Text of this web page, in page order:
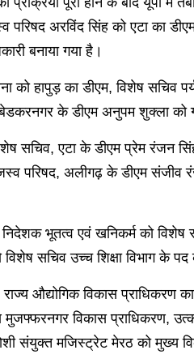
अरविंद सिंह को एटा का
बनाया गया है।
को हापुड़ का डीएम, विशेष सचिव
के डीएम अनुपम शुक्ला को
सचिव, एटा के डीएम प्रेम रंजन
परिषद, अलीगढ़ के डीएम संजीव
भूतत्व एवं खनिकर्म को विशेष
सचिव उच्च शिक्षा विभाग के पद
औद्योगिक विकास प्राधिकरण
मुजफ्फरनगर विकास
संयुक्त मजिस्ट्रेट मेरठ को मुख्य